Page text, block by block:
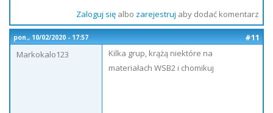
Zaloguj sięalbo zarejestruj aby dodać komentarz
pon., 10/02/2020 - 17:57
#11
Markokalo123
Kilka grup, krążą niektóre na
materiałach WSB2 i chomikuj